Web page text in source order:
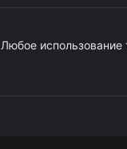
Любое использование